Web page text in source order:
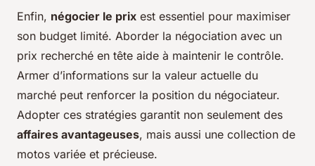
Enfin, négocier le prix est essentiel pour maximiser
son budget limité. Aborder la négociation avec un
prix recherché en tête aide à maintenir le contrôle.
Armer d’informations sur la valeur actuelle du
marché peut renforcer la position du négociateur.
Adopter ces stratégies garantit non seulement des
affaires avantageuses, mais aussi une collection de
motos variée et précieuse.